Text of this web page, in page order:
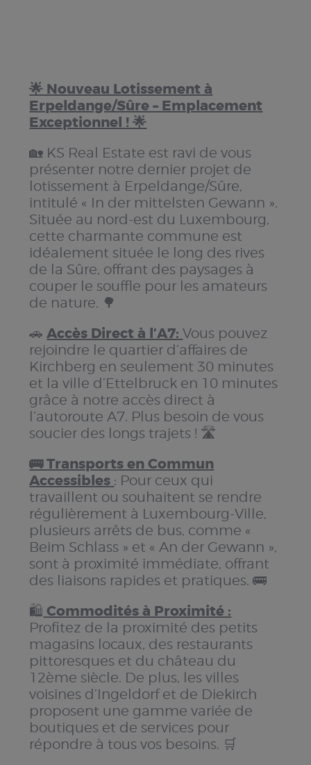
🌟 Nouveau Lotissement à
Erpeldange/Sûre – Emplacement
Exceptionnel ! 🌟
🏡 KS Real Estate est ravi de vous
présenter notre dernier projet de
lotissement à Erpeldange/Sûre,
intitulé « In der mittelsten Gewann ».
Située au nord-est du Luxembourg,
cette charmante commune est
idéalement située le long des rives
de la Sûre, offrant des paysages à
couper le souffle pour les amateurs
de nature. 🌳
🚗Accès Direct à l’A7: Vous pouvez
rejoindre le quartier d’affaires de
Kirchberg en seulement 30 minutes
et la ville d’Ettelbruck en 10 minutes
grâce à notre accès direct à
l’autoroute A7. Plus besoin de vous
soucier des longs trajets ! 🛣️
🚌 Transports en Commun
Accessibles : Pour ceux qui
travaillent ou souhaitent se rendre
régulièrement à Luxembourg-Ville,
plusieurs arrêts de bus, comme «
Beim Schlass » et « An der Gewann »,
sont à proximité immédiate, offrant
des liaisons rapides et pratiques. 🚌
🛍️ Commodités à Proximité :
Profitez de la proximité des petits
magasins locaux, des restaurants
pittoresques et du château du
12ème siècle. De plus, les villes
voisines d’Ingeldorf et de Diekirch
proposent une gamme variée de
boutiques et de services pour
répondre à tous vos besoins. 🛒